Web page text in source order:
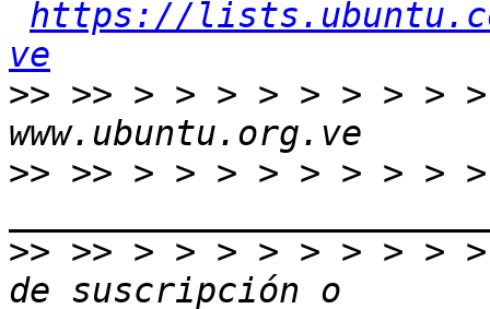
https://
ve
>> >> > > > > > > > >
>> >> > > > > > > > >
>> >> > > > > > > > >